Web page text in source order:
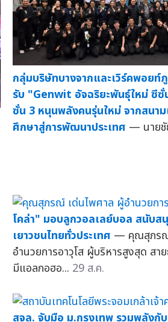
กลุ่มบริษัทบางจากและเวิร์คพอยท์
รับ "Genwit อัจฉริยะพันธุ์ใหม่ ซี
ซั่น 3 หนุนพลังคนรุ่นใหม่ จากสนา
ศึกษาสู่การพัฒนาประเทศ — นาย
โคล่า" มอบลูกวอลเลย์บอล สนับส
เยาวชนไทยทั่วประเทศ — คุณสุภรณ์
อำนวยการอาวุโส ผู้บริหารสูงสุด สา
มีแอลกอฮอ... 29 ส.ค.
สจล. จับมือ ม.กรุงเทพ รวมพลังกับ